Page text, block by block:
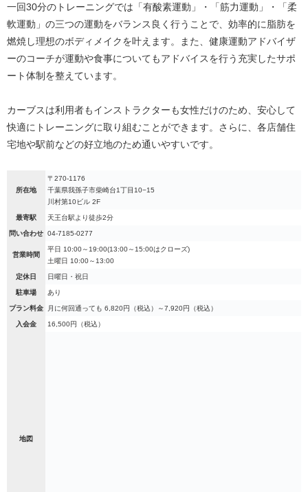
一回30分のトレーニングでは「有酸素運動」・「筋力運動」・「柔
軟運動」の三つの運動をバランス良く行うことで、効率的に脂肪を
燃焼し理想のボディメイクを叶えます。また、健康運動アドバイザ
ーのコーチが運動や食事についてもアドバイスを行う充実したサポ
ート体制を整えています。
カーブスは利用者もインストラクターも女性だけのため、安心して
快適にトレーニングに取り組むことができます。さらに、各店舗住
宅地や駅前などの好立地のため通いやすいです。
所在地
〒270-1176
千葉県我孫子市柴崎台1丁目10−15
川村第10ビル 2F
最寄駅 天王台駅より徒歩2分
問い合わせ 04-7185-0277
営業時間
平日 10:00～19:00(13:00～15:00はクローズ)
土曜日 10:00～13:00
定休日 日曜日・祝日
駐車場 あり
プラン料金 月に何回通っても 6,820円（税込）～7,920円（税込）
入会金 16,500円（税込）
地図